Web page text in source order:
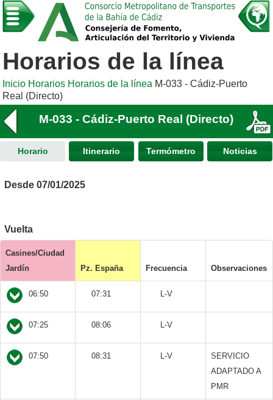
Horarios de la línea
Inicio Horarios Horarios de la línea M-033 - Cádiz-Puerto
Real (Directo)
M-033 - Cádiz-Puerto Real (Directo)
Horario Itinerario Termómetro Noticias
Desde 07/01/2025
Vuelta
Casines/Ciudad
Jardín
Pz. España Frecuencia Observaciones
06:50 07:31 L-V
07:25 08:06 L-V
07:50 08:31 L-V
SERVICIO
ADAPTADO A
PMR